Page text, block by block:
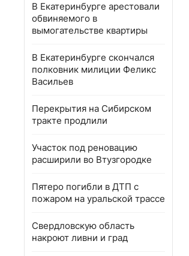
В Екатеринбурге арестовали
обвиняемого в
вымогательстве квартиры
В Екатеринбурге скончался
полковник милиции Феликс
Васильев
Перекрытия на Сибирском
тракте продлили
Участок под реновацию
расширили во Втузгородке
Пятеро погибли в ДТП с
пожаром на уральской трассе
Свердловскую область
накроют ливни и град